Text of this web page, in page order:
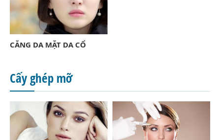
CĂNG DA MẶT DA CỔ
Cấy ghép mỡ